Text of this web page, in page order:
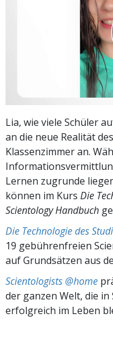
Lia, wie viele Schüler
an die neue Realität
Klassenzimmer an.
Lernen zugrunde
können im Kurs Die
Scientology Handbuch
Die Technologie des
19 gebührenfreien
auf Grundsätzen aus
Scientologists @home
der ganzen Welt, die
erfolgreich im Leben